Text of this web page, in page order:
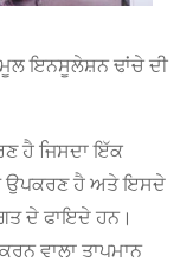
ਇਨਸੂਲੇਸ਼ਨ ਢਾਂਚੇ ਦੀ
ਹੈ ਜਿਸਦਾ ਇੱਕ
ਉਪਕਰਣ ਹੈ ਅਤੇ ਇਸਦੇ
ਦੇ ਫਾਇਦੇ ਹਨ।
ਵਾਲਾ ਤਾਪਮਾਨ